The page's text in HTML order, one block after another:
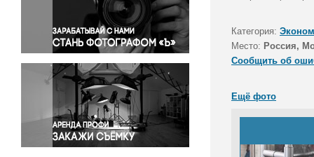
Правосудие
Происшествия и конфликты
Религия
Светская жизнь
Спорт
Экология
Экономика и бизнес
Категория:
Место: Россия,
Сообщить об
Ещё фото